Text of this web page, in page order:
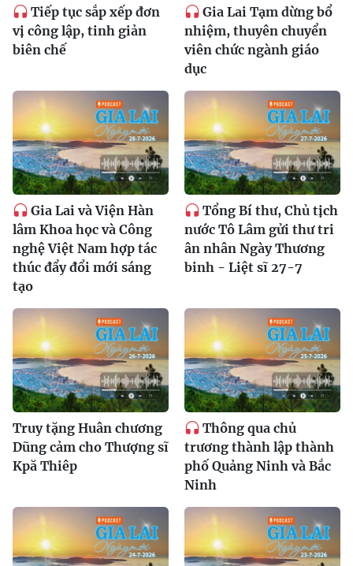
Tiếp tục sắp xếp đơn
vị công lập, tinh giản
biên chế
Gia Lai Tạm dừng bổ
nhiệm, thuyên chuyển
viên chức ngành giáo
dục
Gia Lai và Viện Hàn
lâm Khoa học và Công
nghệ Việt Nam hợp tác
thúc đẩy đổi mới sáng
tạo
Tổng Bí thư, Chủ tịch
nước Tô Lâm gửi thư tri
ân nhân Ngày Thương
binh - Liệt sĩ 27-7
Truy tặng Huân chương
Dũng cảm cho Thượng sĩ
Kpă Thiêp
Thông qua chủ
trương thành lập thành
phố Quảng Ninh và Bắc
Ninh